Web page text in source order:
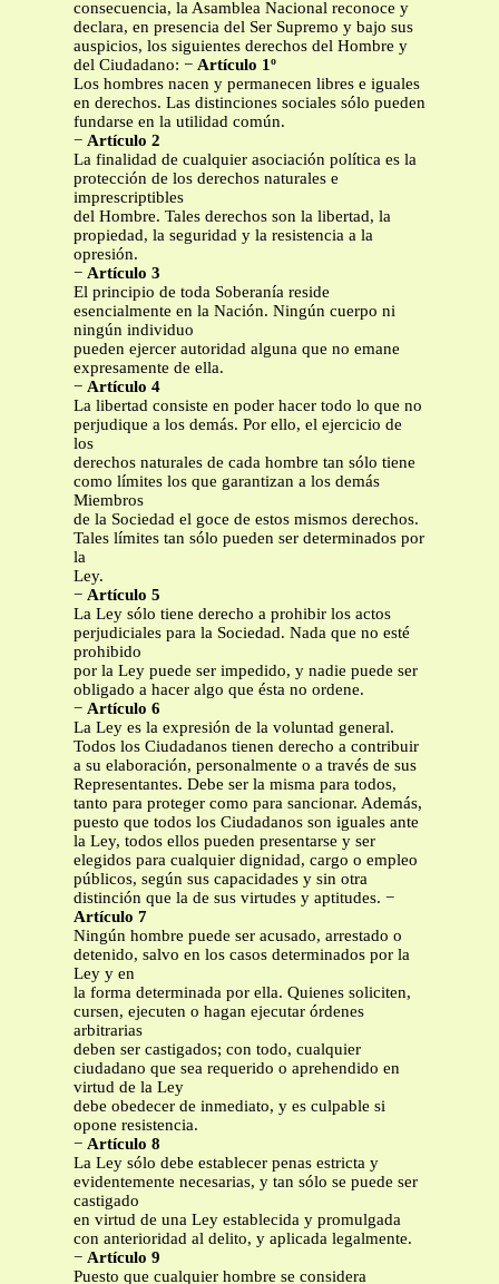
consecuencia, la Asamblea Nacional reconoce y
declara, en presencia del Ser Supremo y bajo sus
auspicios, los siguientes derechos del Hombre y
del Ciudadano: − Artículo 1º
Los hombres nacen y permanecen libres e iguales
en derechos. Las distinciones sociales sólo pueden
fundarse en la utilidad común.
− Artículo 2
La finalidad de cualquier asociación política es la
protección de los derechos naturales e
imprescriptibles
del Hombre. Tales derechos son la libertad, la
propiedad, la seguridad y la resistencia a la
opresión.
− Artículo 3
El principio de toda Soberanía reside
esencialmente en la Nación. Ningún cuerpo ni
ningún individuo
pueden ejercer autoridad alguna que no emane
expresamente de ella.
− Artículo 4
La libertad consiste en poder hacer todo lo que no
perjudique a los demás. Por ello, el ejercicio de
los
derechos naturales de cada hombre tan sólo tiene
como límites los que garantizan a los demás
Miembros
de la Sociedad el goce de estos mismos derechos.
Tales límites tan sólo pueden ser determinados por
la
Ley.
− Artículo 5
La Ley sólo tiene derecho a prohibir los actos
perjudiciales para la Sociedad. Nada que no esté
prohibido
por la Ley puede ser impedido, y nadie puede ser
obligado a hacer algo que ésta no ordene.
− Artículo 6
La Ley es la expresión de la voluntad general.
Todos los Ciudadanos tienen derecho a contribuir
a su elaboración, personalmente o a través de sus
Representantes. Debe ser la misma para todos,
tanto para proteger como para sancionar. Además,
puesto que todos los Ciudadanos son iguales ante
la Ley, todos ellos pueden presentarse y ser
elegidos para cualquier dignidad, cargo o empleo
públicos, según sus capacidades y sin otra
distinción que la de sus virtudes y aptitudes. −
Artículo 7
Ningún hombre puede ser acusado, arrestado o
detenido, salvo en los casos determinados por la
Ley y en
la forma determinada por ella. Quienes soliciten,
cursen, ejecuten o hagan ejecutar órdenes
arbitrarias
deben ser castigados; con todo, cualquier
ciudadano que sea requerido o aprehendido en
virtud de la Ley
debe obedecer de inmediato, y es culpable si
opone resistencia.
− Artículo 8
La Ley sólo debe establecer penas estricta y
evidentemente necesarias, y tan sólo se puede ser
castigado
en virtud de una Ley establecida y promulgada
con anterioridad al delito, y aplicada legalmente.
− Artículo 9
Puesto que cualquier hombre se considera